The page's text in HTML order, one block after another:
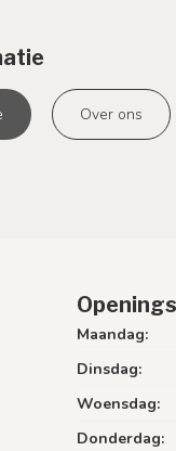
Over ons
Maandag:
Dinsdag:
Woensdag:
Donderdag: